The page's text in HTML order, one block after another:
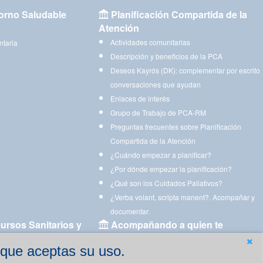
aceptas su uso.
Saludable
Planificación Compartida de la
Atención
Actividades comunitarias
Descripción y beneficios de la PCA
Deseos Kayrós (DK): complementar por escrito
conversaciones que ayudan
Enlaces de interés
Grupo de Trabajo de PCA-RM
Preguntas frecuentes sobre Planificación
Compartida de la Atención
¿Cuándo empezar a planificar?
¿Por dónde empezar la planificación?
¿Qué son los Cuidados Paliativos?
¿Verba volant, scripta manent?. Acompañar y
documentar.
Sanitarios y
Acompañando a quien te
Aplicaciones para descargar